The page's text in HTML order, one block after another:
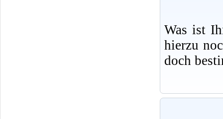
Was ist
hierzu
doch